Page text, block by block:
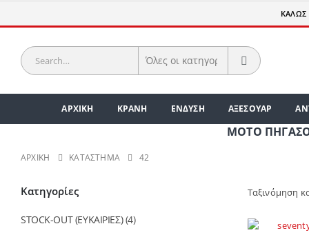
ΚΑΛΩΣ
ΑΡΧΙΚΗ ΚΡΑΝΗ ΕΝΔΥΣΗ ΑΞΕΣΟΥΑΡ
ΜΟΤΟ ΠΗΓΑΣΟΣ |
ΑΡΧΙΚΉ ΚΑΤΆΣΤΗΜΑ 42
Ταξινόμηση
Κατηγορίες
STOCK-OUT (ΕΥΚΑΙΡΙΕΣ) (4)